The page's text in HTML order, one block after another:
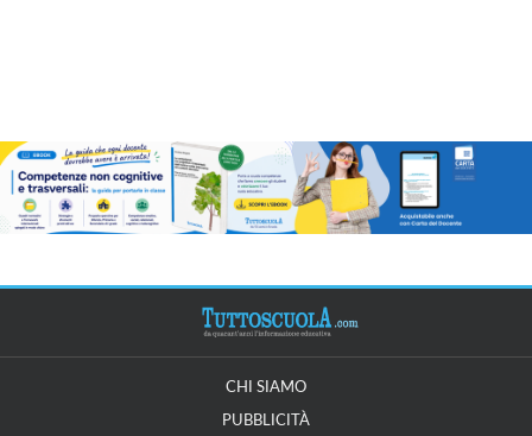
CHI SIAMO
PUBBLICITÀ